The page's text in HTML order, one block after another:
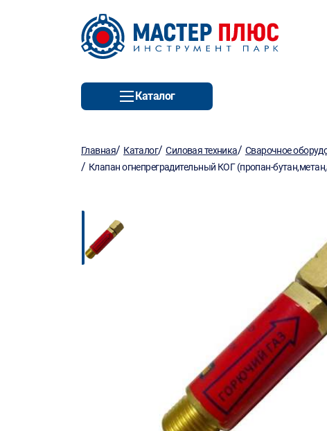
Каталог
Главная/ Каталог/Силовая техника/ Сварочное
/ Клапан огнепреградительный КОГ (пропан-